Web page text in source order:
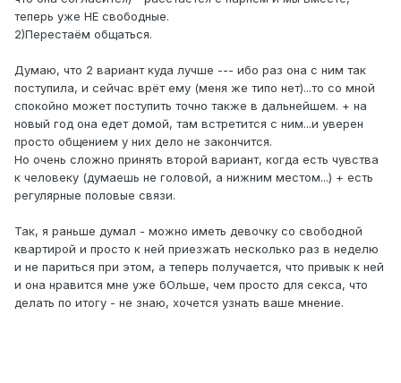
теперь уже НЕ свободные.
2)Перестаём общаться.
Думаю, что 2 вариант куда лучше --- ибо раз она с ним так
поступила, и сейчас врёт ему (меня же типо нет)...то со мной
спокойно может поступить точно также в дальнейшем. + на
новый год она едет домой, там встретится с ним...и уверен
просто общением у них дело не закончится.
Но очень сложно принять второй вариант, когда есть чувства
к человеку (думаешь не головой, а нижним местом...) + есть
регулярные половые связи.
Так, я раньше думал - можно иметь девочку со свободной
квартирой и просто к ней приезжать несколько раз в неделю
и не париться при этом, а теперь получается, что привык к ней
и она нравится мне уже бОльше, чем просто для секса, что
делать по итогу - не знаю, хочется узнать ваше мнение.